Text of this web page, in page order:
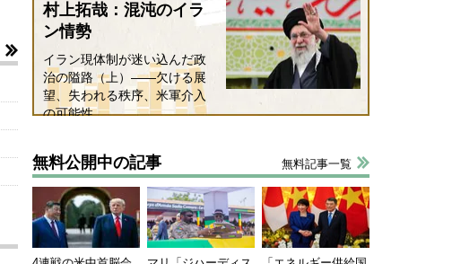
村上拓哉：混沌のイラ
ン情勢
イラン現体制が迷い込んだ政
治の隘路（上）――欠ける展
望、失われる秩序、米軍介入
の可能性
無料公開中の記事 無料記事一覧